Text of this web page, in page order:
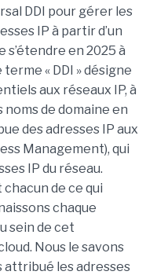
DDI pour gérer les
IP à partir d’un
s’étendre en 2025 à
« DDI » désigne
aux réseaux IP, à
de domaine en
des adresses IP aux
Management), qui
IP du réseau.
de ce qui
chaque
sein de cet
Nous le savons
attribué les adresses